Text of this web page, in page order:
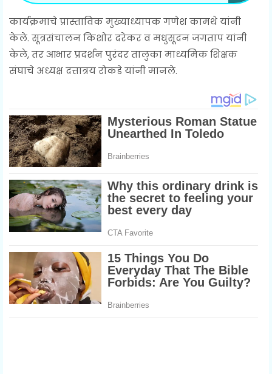
कार्यक्रमाचे प्रास्ताविक मुख्याध्यापक गणेश कामथे यांनी
केले. सूत्रसंचालन किशोर दरेकर व मधुसूदन जगताप यांनी
केले, तर आभार प्रदर्शन पुरंदर तालुका माध्यमिक शिक्षक
संघाचे अध्यक्ष दत्तात्रय रोकडे यांनी मानले.